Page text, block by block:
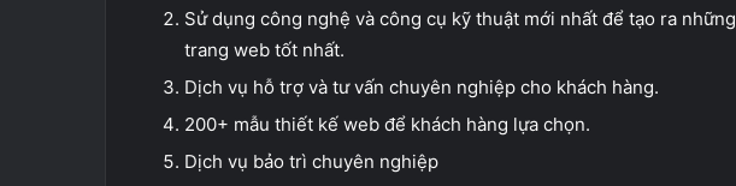
Sử dụng công nghệ và công cụ kỹ thuật mới nhất để tạo ra những
trang web tốt nhất.
Dịch vụ hỗ trợ và tư vấn chuyên nghiệp cho khách hàng.
200+ mẫu thiết kế web để khách hàng lựa chọn.
Dịch vụ bảo trì chuyên nghiệp